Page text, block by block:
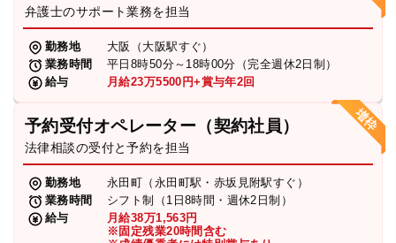
弁護士のサポート業務を担当
勤務地
大阪（大阪駅すぐ）
業務時間
平日8時50分～18時00分（完全週休2日制）
給与
月給23万5500円+賞与年2回
予約受付オペレーター（契約社員）
法律相談の受付と予約を担当
勤務地
永田町（永田町駅・赤坂見附駅すぐ）
業務時間
シフト制（1日8時間・週休2日制）
給与
月給38万1,563円
※固定残業20時間含む
求人採用
お知らせ
特設サイト
相談先情報サイト